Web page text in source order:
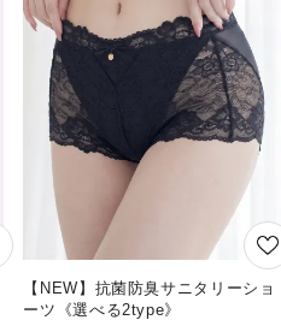
【NEW】抗菌防臭サニタリーショ
ーツ《選べる2type》